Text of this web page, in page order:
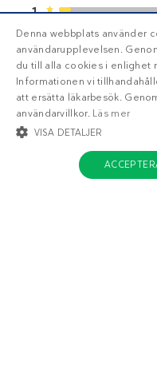
1
Få tillgång till
Denna webbplats använder
användarupplevelsen.
du till alla cookies i enlighet
Informationen vi
att ersätta läkarbesök.
användarvillkor. Läs mer
VISA DETALJER